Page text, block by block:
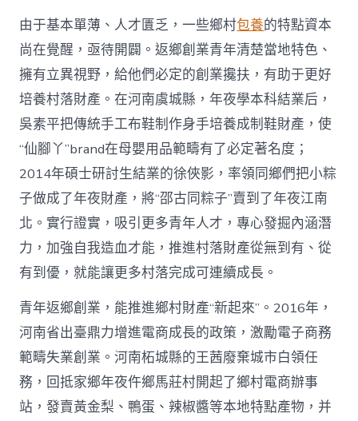
中
由于基本單薄、人才匱乏，一些鄉村包養的特點資本
尚在覺醒，亟待開闢。返鄉創業青年清楚當地特色、
擁有立異視野，給他們必定的創業攙扶，有助于更好
培養村落財產。在河南虞城縣，年夜學本科結業后，
吳素平把傳統手工布鞋制作身手培養成制鞋財產，使
“仙腳丫”brand在母嬰用品範疇有了必定著名度；
2014年碩士研討生結業的徐俠影，率領同鄉們把小粽
子做成了年夜財產，將“邵古同粽子”賣到了年夜江南
北。實行證實，吸引更多青年人才，專心發掘內涵潛
力，加強自我造血才能，推進村落財產從無到有、從
有到優，就能讓更多村落完成可連續成長。
青年返鄉創業，能推進鄉村財產“新起來”。2016年，
河南省出臺鼎力增進電商成長的政策，激勵電子商務
範疇失業創業。河南柘城縣的王茜廢棄城市白領任
務，回抵家鄉年夜仵鄉馬莊村開起了鄉村電商辦事
站，發賣黃金梨、鴨蛋、辣椒醬等本地特點產物，并